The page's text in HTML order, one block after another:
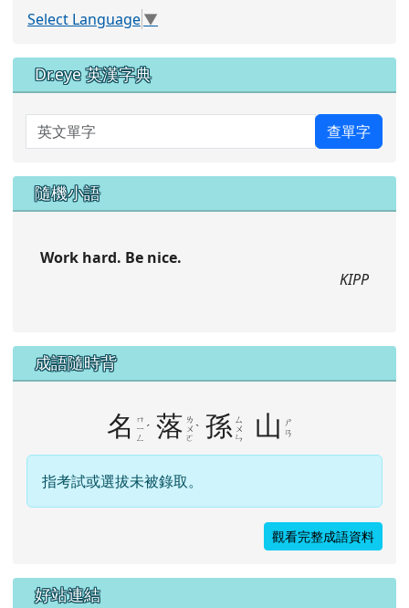
Select Language▼
Dr.eye 英漢字典
英文單字 查單字
隨機小語
Work hard. Be nice.
KIPP
成語隨時背
名
ㄇ
ㄧ
ㄥ
ˊ 落 ㄌ
ㄨ
ㄛ
ˋ 孫 ㄙ
ㄨ
ㄣ
山
ㄕ
ㄢ
指考試或選拔未被錄取。
觀看完整成語資料
右邊區域內容
好站連結